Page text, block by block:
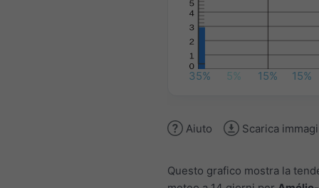
35% 5% 15% 15%
Aiuto Scarica
Questo grafico mostra la